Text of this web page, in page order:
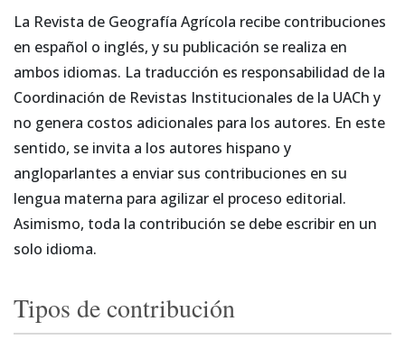
La Revista de Geografía Agrícola recibe contribuciones
en español o inglés, y su publicación se realiza en
ambos idiomas. La traducción es responsabilidad de la
Coordinación de Revistas Institucionales de la UACh y
no genera costos adicionales para los autores. En este
sentido, se invita a los autores hispano y
angloparlantes a enviar sus contribuciones en su
lengua materna para agilizar el proceso editorial.
Asimismo, toda la contribución se debe escribir en un
solo idioma.
Tipos de contribución